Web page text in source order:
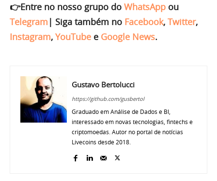
👉Entre no nosso grupo do WhatsApp ou
Telegram | Siga também no Facebook, Twitter,
Instagram, YouTube e Google News.
Gustavo Bertolucci
https://github.com/gusbertol
Graduado em Análise de Dados e BI,
interessado em novas tecnologias, fintechs e
criptomoedas. Autor no portal de notícias
Livecoins desde 2018.